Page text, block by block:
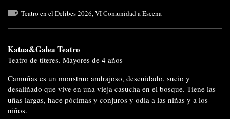
Teatro en el Delibes 2026,VI Comunidad a Escena
Katua&Galea Teatro
Teatro de títeres. Mayores de 4 años
Camuñas es un monstruo andrajoso, descuidado, sucio y
desaliñado que vive en una vieja casucha en el bosque. Tiene las
uñas largas, hace pócimas y conjuros y odia a las niñas y a los
niños.